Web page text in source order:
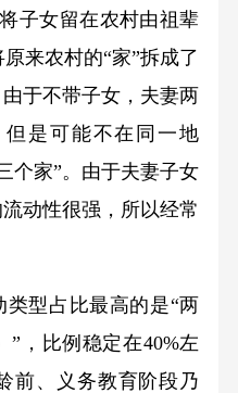
子女留在农村由祖辈
来农村的“家”拆成了
于不带子女，夫妻两
是可能不在同一地
个家”。由于夫妻子女
动性很强，所以经常
类型占比最高的是“两
”，比例稳定在40%左
前、义务教育阶段乃